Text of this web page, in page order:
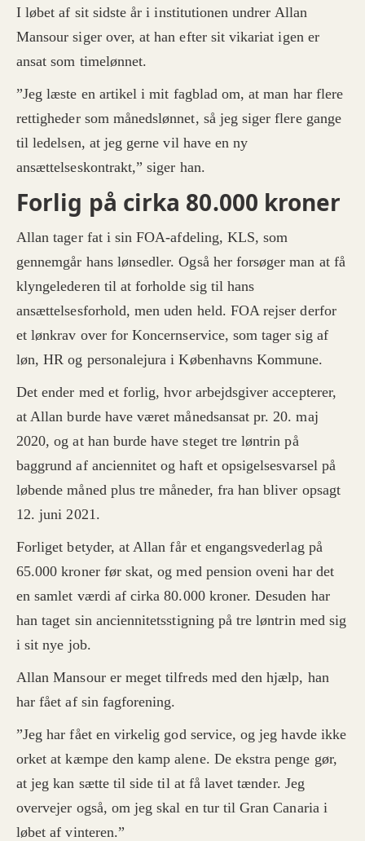
Du har ret til omsorgsdage og seniordage.
Du optjener anciennitet. Det betyder, at der
er nogle fastlagte lønstigninger alt efter,
hvor længe du har været ansat.
der være en saglig grund, og du har ret til
et opsigelsesvarsel.
Kilde: Poul Simon Rasmussen, FOA Overenskomst
I løbet af sit sidste år i institutionen undrer Allan
Mansour siger over, at han efter sit vikariat igen er
ansat som timelønnet.
”Jeg læste en artikel i mit fagblad om, at man har flere
rettigheder som månedslønnet, så jeg siger flere gange
til ledelsen, at jeg gerne vil have en ny
ansættelseskontrakt,” siger han.
Forlig på cirka 80.000 kroner
Allan tager fat i sin FOA-afdeling, KLS, som
gennemgår hans lønsedler. Også her forsøger man at få
klyngelederen til at forholde sig til hans
ansættelsesforhold, men uden held. FOA rejser derfor
et lønkrav over for Koncernservice, som tager sig af
løn, HR og personalejura i Københavns Kommune.
Det ender med et forlig, hvor arbejdsgiver accepterer,
at Allan burde have været månedsansat pr. 20. maj
2020, og at han burde have steget tre løntrin på
baggrund af anciennitet og haft et opsigelsesvarsel på
løbende måned plus tre måneder, fra han bliver opsagt
12. juni 2021.
Forliget betyder, at Allan får et engangsvederlag på
65.000 kroner før skat, og med pension oveni har det
en samlet værdi af cirka 80.000 kroner. Desuden har
han taget sin anciennitetsstigning på tre løntrin med sig
i sit nye job.
Allan Mansour er meget tilfreds med den hjælp, han
har fået af sin fagforening.
”Jeg har fået en virkelig god service, og jeg havde ikke
orket at kæmpe den kamp alene. De ekstra penge gør,
at jeg kan sætte til side til at få lavet tænder. Jeg
overvejer også, om jeg skal en tur til Gran Canaria i
løbet af vinteren.”